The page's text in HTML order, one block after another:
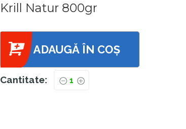
Krill Natur 800gr
ADAUGĂ ÎN COȘ
Cantitate: